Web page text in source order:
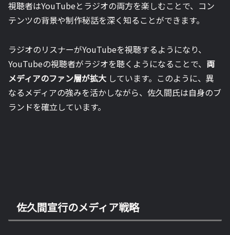
視聴者はYouTubeとラジオの両方を楽しむことで、コン
テンツの背景や制作秘話を深く知ることができます。
ラジオのリスナーがYouTubeを視聴するようになり、
YouTubeの視聴者がラジオを聴くようになることで、 両
メディアのファン層が拡大 しています。このように、異
なるメディアの強みを活かしながら、佐久間氏は自身のブ
ランドを確立しています。
佐久間宣行のメディア戦略